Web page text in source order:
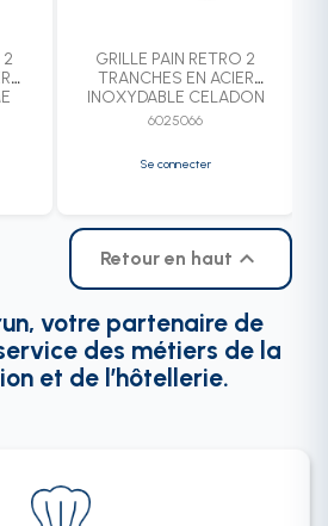
2
GRILLE PAIN RETRO 2
TRANCHES EN ACIER
INOXYDABLE CELADON
6025066
Se connecter
Retour en haut 
votre partenaire de
des métiers de la
et de l’hôtellerie.